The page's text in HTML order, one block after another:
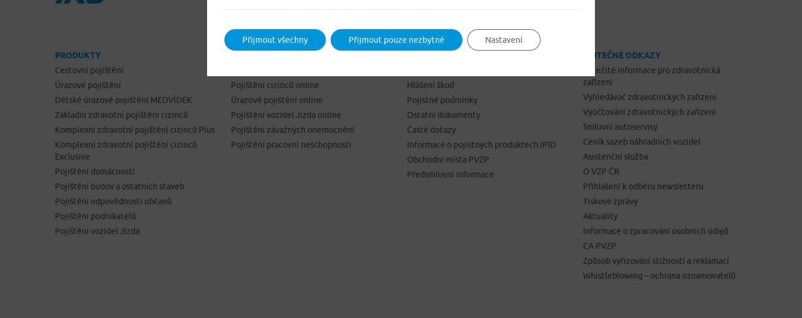
PRODUKTY
Cestovní pojištění
Úrazové pojištění
Dětské úrazové pojištění MEDVÍDEK
Základní zdravotní pojištění cizinců
Komplexní zdravotní pojištění cizinců Plus
Komplexní zdravotní pojištění cizinců
Exclusive
Pojištění domácnosti
Pojištění budov a ostatních staveb
Pojištění odpovědnosti občanů
Pojištění podnikatelů
Pojištění vozidel Jízda
Pojištění cizinců online
Úrazové pojištění online
Pojištění vozidel Jízda online
Pojištění závažných onemocnění
Pojištění pracovní neschopnosti
Hlášení škod
Pojistné podmínky
Ostatní dokumenty
Časté dotazy
Informace o pojistných produktech IPID
Obchodní místa PVZP
Předsmluvní informace
UŽITEČNÉ ODKAZY
Důležité informace pro zdravotnická
zařízení
Vyhledávač zdravotnických zařízení
Vyúčtování zdravotnických zařízení
Smluvní autoservisy
Ceník sazeb náhradních vozidel
Asistenční služba
O VZP ČR
Přihlášení k odběru newsletteru
Tiskové zprávy
Aktuality
Informace o zpracování osobních údajů
CA PVZP
Způsob vyřizování stížností a reklamací
Whistleblowing – ochrana oznamovatelů
Přijmout všechny Přijmout pouze nezbytné Nastavení